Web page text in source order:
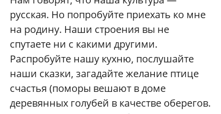
русская. Но попробуйте приехать ко мне
на родину. Наши строения вы не
спутаете ни с какими другими.
Распробуйте нашу кухню, послушайте
наши сказки, загадайте желание птице
счастья (поморы вешают в доме
деревянных голубей в качестве оберегов.